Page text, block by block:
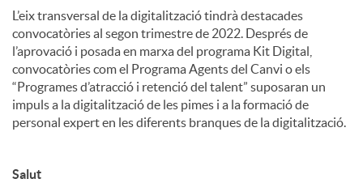
L’eix transversal de la digitalització tindrà destacades
convocatòries al segon trimestre de 2022. Després de
l’aprovació i posada en marxa del programa Kit Digital,
convocatòries com el Programa Agents del Canvi o els
“Programes d’atracció i retenció del talent” suposaran un
impuls a la digitalització de les pimes i a la formació de
personal expert en les diferents branques de la digitalització.
Salut